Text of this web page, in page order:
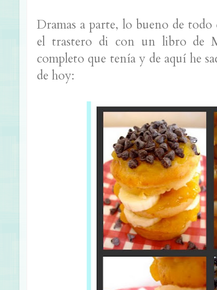
Dramas a parte, lo bueno de todo
el trastero di con un libro de
completo que tenía y de aquí he
de hoy: